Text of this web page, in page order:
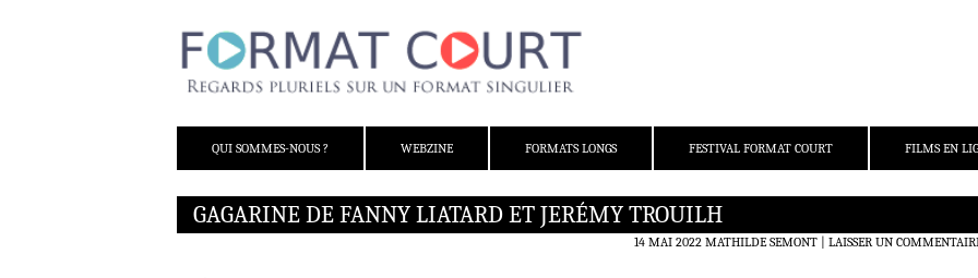
QUI SOMMES-NOUS ?
WEBZINE FORMATS LONGS FESTIVAL FORMAT COURT FILMS EN
GAGARINE DE FANNY LIATARD ET JERÉMY TROUILH
14 MAI 2022 MATHILDE SEMONT LAISSER UN